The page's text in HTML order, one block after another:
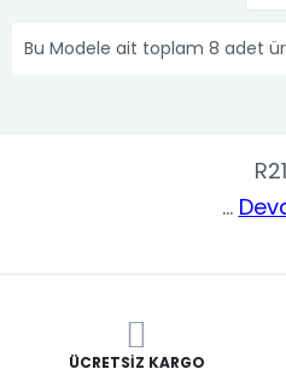
Bu Modele ait toplam 8 adet
R21
...
ÜCRETSIZ KARGO